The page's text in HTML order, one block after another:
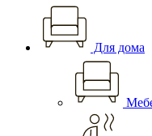
Для дома